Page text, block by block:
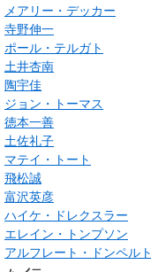
メアリー・デッカー
寺野伸一
ポール・テルガト
土井杏南
陶宇佳
ジョン・トーマス
徳本一善
土佐礼子
マテイ・トート
飛松誠
富沢英彦
ハイケ・ドレクスラー
エレイン・トンプソン
アルフレート・ドンペルト